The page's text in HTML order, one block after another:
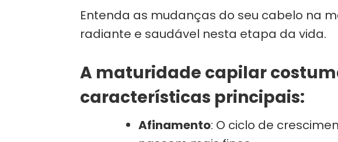
Entenda as mudanças do seu cabelo na
radiante e saudável nesta etapa da vida.
A maturidade capilar
características principais:
Afinamento: O ciclo de